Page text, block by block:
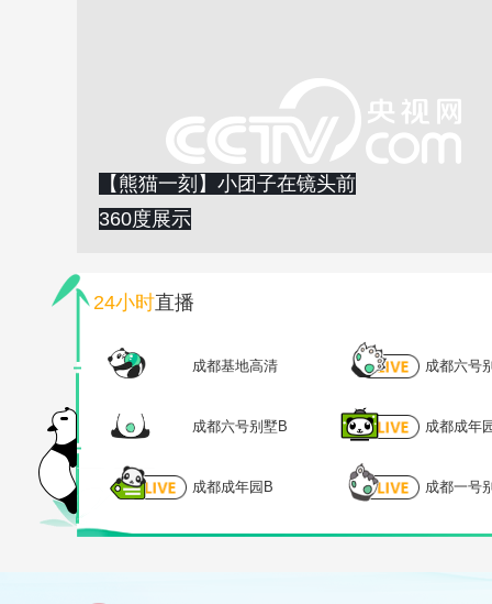
【熊猫一刻】小团子在镜头前
360度展示
24小时直播
成都基地高清 成都六号
成都六号别墅B 成都成年
成都成年园B 成都一号